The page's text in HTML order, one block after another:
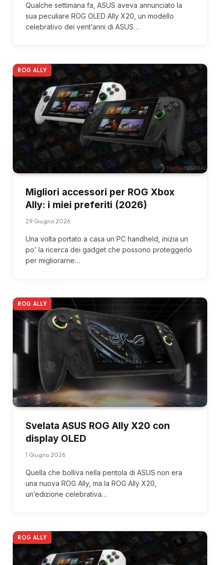
Qualche settimana fa, ASUS aveva annunciato la
sua peculiare ROG OLED Ally X20, un modello
celebrativo dei vent’anni di ASUS…
ROG ALLY
Migliori accessori per ROG Xbox
Ally: i miei preferiti (2026)
29 Giugno 2026
Una volta portato a casa un PC handheld, inizia un
po’ la ricerca dei gadget che possono proteggerlo
per migliorarne…
ROG ALLY
Svelata ASUS ROG Ally X20 con
display OLED
1 Giugno 2026
Quella che bolliva nella pentola di ASUS non era
una nuova ROG Ally, ma la ROG Ally X20,
un’edizione celebrativa…
ROG ALLY